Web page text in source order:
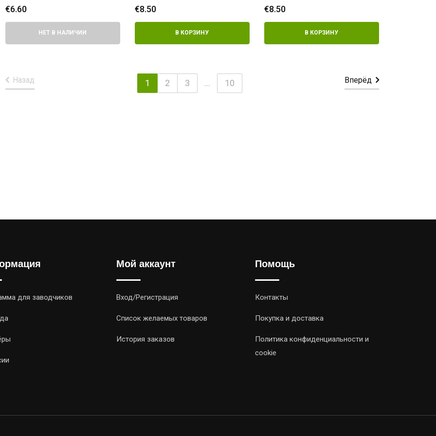
€6.60
НЕТ В НАЛИЧИИ
€8.50
В КОРЗИНУ
€8.50
В КОРЗИНУ
Назад 1 2 3 ... 10 Вперёд
для заводчиков
Мой аккаунт
Вход/Регистрация
Список желаемых товаров
История заказов
Помощь
Контакты
Покупка и доставка
Политика конфиденциальности и
cookie